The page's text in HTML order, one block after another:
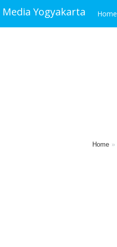
Media Yogyakarta Home
Home